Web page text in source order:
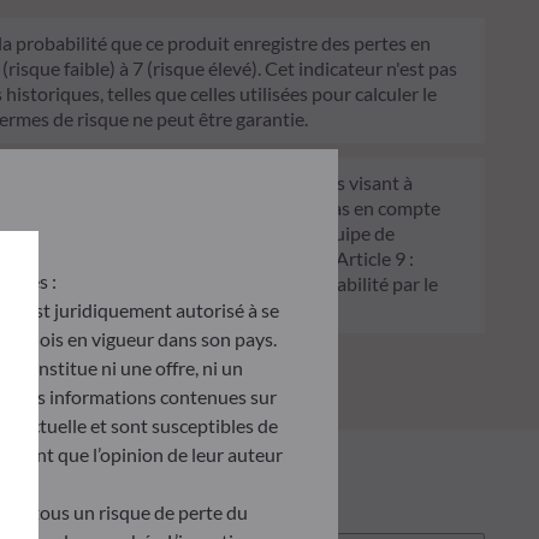
probabilité que ce produit enregistre des pertes en
faible) à 7 (risque élevé). Cet indicateur n'est pas
telles que celles utilisées pour calculer le
de risque ne peut être garantie.
est un ensemble de règles européennes visant à
6 : L'équipe de gestion ne prend pas en compte
d'investissement. Article 8 : L'équipe de
de décision d'investissement. Article 9 :
écologique, et traite les risques de durabilité par le
:
est juridiquement autorisé à se
lois en vigueur dans son pays.
constitue ni une offre, ni un
Les informations contenues sur
et sont susceptibles de
que l’opinion de leur auteur
tous un risque de perte du